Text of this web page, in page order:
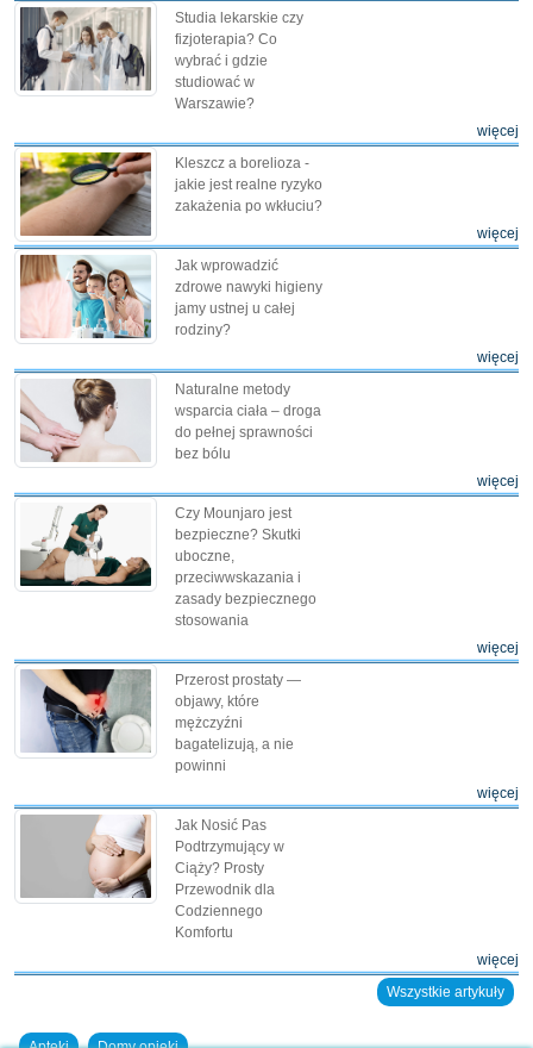
Studia lekarskie czy
fizjoterapia? Co
wybrać i gdzie
studiować w
Warszawie?
więcej
Kleszcz a borelioza -
jakie jest realne ryzyko
zakażenia po wkłuciu?
więcej
Jak wprowadzić
zdrowe nawyki higieny
jamy ustnej u całej
rodziny?
więcej
Naturalne metody
wsparcia ciała – droga
do pełnej sprawności
bez bólu
więcej
Czy Mounjaro jest
bezpieczne? Skutki
uboczne,
przeciwwskazania i
zasady bezpiecznego
stosowania
więcej
Przerost prostaty —
objawy, które
mężczyźni
bagatelizują, a nie
powinni
więcej
Jak Nosić Pas
Podtrzymujący w
Ciąży? Prosty
Przewodnik dla
Codziennego
Komfortu
więcej
Wszystkie artykuły